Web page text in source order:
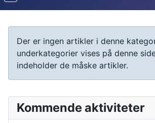
Info
Der er ingen artikler i denne
underkategorier vises på denne
indeholder de måske artikler.
Kommende aktiviteter